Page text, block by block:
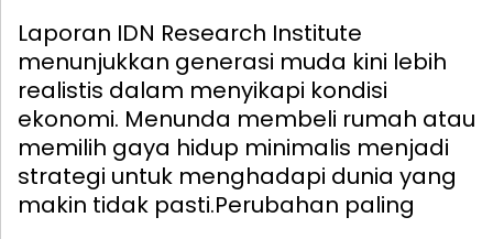
Laporan IDN Research Institute
menunjukkan generasi muda kini lebih
realistis dalam menyikapi kondisi
ekonomi. Menunda membeli rumah atau
memilih gaya hidup minimalis menjadi
strategi untuk menghadapi dunia yang
makin tidak pasti.Perubahan paling